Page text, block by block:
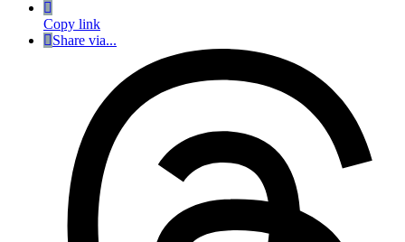
Copy link
Share via...